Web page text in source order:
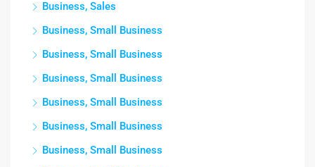
Business, Sales
Business, Small Business
Business, Small Business
Business, Small Business
Business, Small Business
Business, Small Business
Business, Small Business